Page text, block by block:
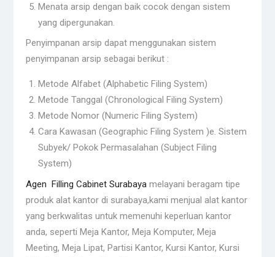
Menata arsip dengan baik cocok dengan sistem
yang dipergunakan.
Penyimpanan arsip dapat menggunakan sistem
penyimpanan arsip sebagai berikut :
Metode Alfabet (Alphabetic Filing System)
Metode Tanggal (Chronological Filing System)
Metode Nomor (Numeric Filing System)
Cara Kawasan (Geographic Filing System )e. Sistem
Subyek/ Pokok Permasalahan (Subject Filing
System)
Agen Filling Cabinet Surabaya melayani beragam tipe
produk alat kantor di surabaya,kami menjual alat kantor
yang berkwalitas untuk memenuhi keperluan kantor
anda, seperti Meja Kantor, Meja Komputer, Meja
Meeting, Meja Lipat, Partisi Kantor, Kursi Kantor, Kursi